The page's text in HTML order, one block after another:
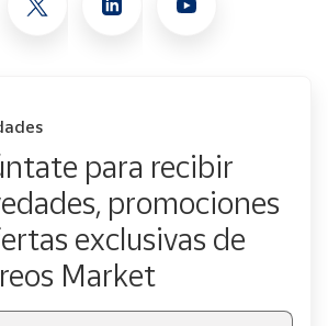
para recibir
promociones
exclusivas de
Market